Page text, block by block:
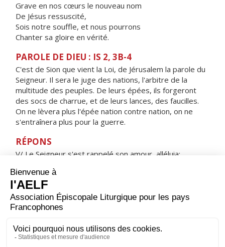
Grave en nos cœurs le nouveau nom
De Jésus ressuscité,
Sois notre souffle, et nous pourrons
Chanter sa gloire en vérité.
PAROLE DE DIEU : IS 2, 3B-4
C'est de Sion que vient la Loi, de Jérusalem la parole du
Seigneur. Il sera le juge des nations, l'arbitre de la
multitude des peuples. De leurs épées, ils forgeront
des socs de charrue, et de leurs lances, des faucilles.
On ne lèvera plus l'épée nation contre nation, on ne
s'entraînera plus pour la guerre.
RÉPONS
V/ Le Seigneur s'est rappelé son amour, alléluia;
ORAISON
Seigneur, tu as voulu que ton Fils naisse de la Vierge
bénie, afin que son humanité ne soit pas soumise à la
à l’engrenage du péché puisque le Christ nous donne
part à la nouvelle création. Lui qui règne.